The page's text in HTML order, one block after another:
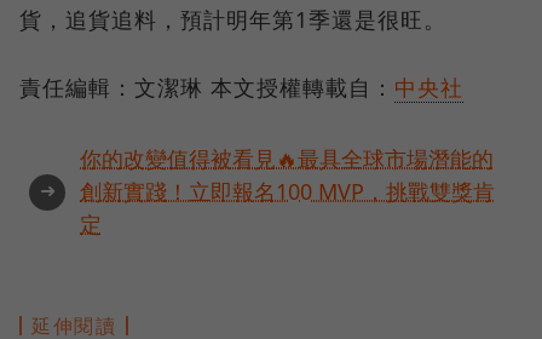
貨，追貨追料，預計明年第1季還是很旺。
責任編輯：文潔琳 本文授權轉載自： 中央社
➜
你的改變值得被看見🔥最具全球市場潛能的
創新實踐！立即報名100 MVP，挑戰雙獎肯
定
延伸閱讀